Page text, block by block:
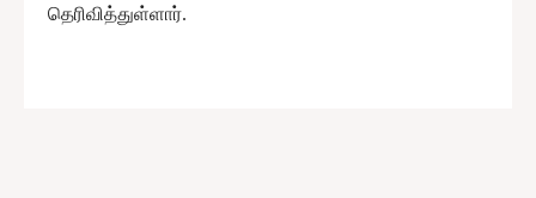
தெரிவித்துள்ளார்.